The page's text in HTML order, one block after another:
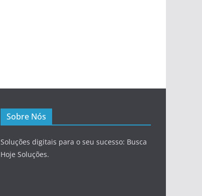
Sobre Nós
Soluções digitais para o seu sucesso: Busca
Hoje Soluções.